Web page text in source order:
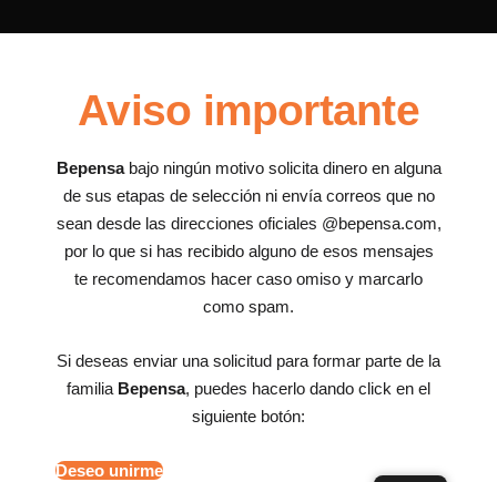
Aviso importante
Bepensabajo ningún motivo solicita dinero en alguna
de sus etapas de selección ni envía correos que no
sean desde las direcciones oficiales @bepensa.com,
por lo que si has recibido alguno de esos mensajes
te recomendamos hacer caso omiso y marcarlo
como spam.
Si deseas enviar una solicitud para formar parte de la
familia Bepensa, puedes hacerlo dando click en el
siguiente botón:
Deseo unirme